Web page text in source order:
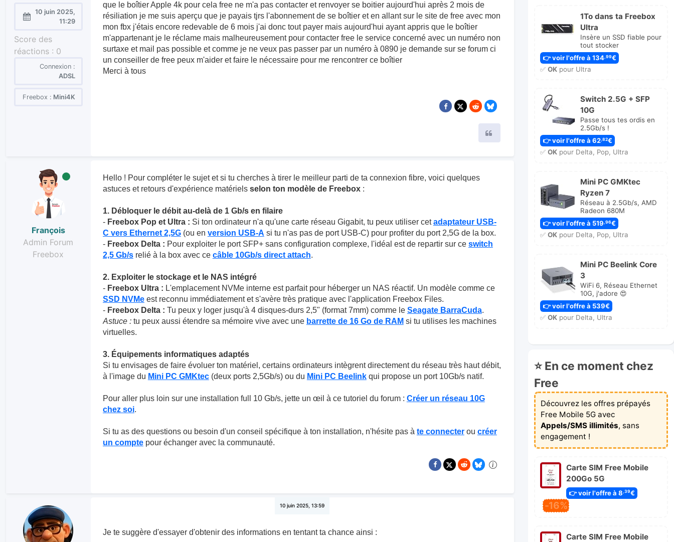
Enregistré
10 juin 2025,
11:29
Score des
réactions : 0
Connexion :
ADSL
Freebox : Mini4K
que le boîtier Apple 4k pour cela free ne m'a pas contacter et renvoyer se boitier aujourd'hui après 2 mois de
résiliation je me suis aperçu que je payais tjrs l'abonnement de se boîtier et en allant sur le site de free avec mon
mon fbx j'étais encore redevable de 6 mois j'ai donc tout payer mais aujourd'hui ayant appris que le boîtier
m'appartenant je le réclame mais malheureusement pour contacter free le service concerné avec un numéro non
surtaxe et mail pas possible et comme je ne veux pas passer par un numéro à 0890 je demande sur se forum ci
un conseiller de free peux m'aider et faire le nécessaire pour me rencontrer ce boîtier
Merci à tous
François
Admin Forum
Freebox
Hello ! Pour compléter le sujet et si tu cherches à tirer le meilleur parti de ta connexion fibre, voici quelques
astuces et retours d'expérience matériels selon ton modèle de Freebox:
1. Débloquer le débit au-delà de 1 Gb/s en filaire
- Freebox Pop et Ultra : Si ton ordinateur n'a qu'une carte réseau Gigabit, tu peux utiliser cetadaptateur USB-
C vers Ethernet 2,5G(ou en version USB-A si tu n'as pas de port USB-C) pour profiter du port 2,5G de la box.
- Freebox Delta : Pour exploiter le port SFP+ sans configuration complexe, l'idéal est de repartir sur ce switch
2,5 Gb/srelié à la box avec ce câble 10Gb/s direct attach.
2. Exploiter le stockage et le NAS intégré
- Freebox Ultra : L'emplacement NVMe interne est parfait pour héberger un NAS réactif. Un modèle comme ce
SSD NVMeest reconnu immédiatement et s'avère très pratique avec l'application Freebox Files.
- Freebox Delta : Tu peux y loger jusqu'à 4 disques-durs 2,5" (format 7mm) comme le Seagate BarraCuda.
Astuce :tu peux aussi étendre sa mémoire vive avec une barrette de 16 Go de RAM si tu utilises les machines
virtuelles.
3. Équipements informatiques adaptés
Si tu envisages de faire évoluer ton matériel, certains ordinateurs intègrent directement du réseau très haut débit,
à l'image du Mini PC GMKtec(deux ports 2,5Gb/s) ou du Mini PC Beelinkqui propose un port 10Gb/s natif.
Pour aller plus loin sur une installation full 10 Gb/s, jette un œil à ce tutoriel du forum : Créer un réseau 10G
chez soi.
Si tu as des questions ou besoin d'un conseil spécifique à ton installation, n'hésite pas à te connecterou créer
un comptepour échanger avec la communauté.
10 juin 2025, 13:59
Je te suggère d'essayer d'obtenir des informations en tentant ta chance ainsi :
1To dans ta Freebox
Ultra
Insère un SSD fiable pour
tout stocker
👉 voir l'offre à 134 ,99€
✅ OKpour Ultra
Switch 2.5G + SFP
10G
Passe tous tes ordis en
2.5Gb/s !
👉 voir l'offre à 62,82€
✅ OKpour Delta, Pop, Ultra
Mini PC GMKtec
Ryzen 7
Réseau à 2.5Gb/s, AMD
Radeon 680M
👉 voir l'offre à 519,96€
✅ OKpour Delta, Pop, Ultra
Mini PC Beelink Core
3
WiFi 6, Réseau Ethernet
10G, j'adore 😍
👉 voir l'offre à 539€
✅ OKpour Delta, Ultra
⭐ En ce moment chez
Free
Découvrez les offres prépayés
Free Mobile 5G avec
Appels/SMS illimités, sans
engagement !
Carte SIM Free Mobile
200Go 5G
👉 voir l'offre à 8,39€
-16%
Carte SIM Free Mobile